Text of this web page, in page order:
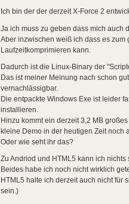
Ich bin der der derzeit X-Force 2
Ja ich muss zu geben dass mich auch
Aber inzwischen weiß ich dass es
Laufzeitkomprimieren kann.
Dadurch ist die Linux-Binary der
Das ist meiner Meinung nach schon
vernachlässigbar.
Die entpackte Windows Exe ist leider
installieren.
Hinzu kommt ein derzeit 3,2 MB
kleine Demo in der heutigen Zeit noch
Oder wie seht ihr das?
Zu Andriod und HTML5 kann ich nichts
Beides habe ich noch nicht wirklich
HTML5 halte ich derzeit auch nicht für
sein.)